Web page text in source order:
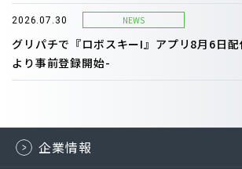
2026.07.30 NEWS
グリパチで『ロボスキーI』アプリ8月6日
より事前登録開始-
企業情報